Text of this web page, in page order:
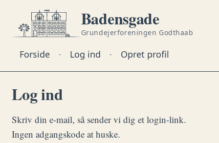
Badensgade
Grundejerforeningen Godthaab
Forside · Log ind · Opret profil
Log ind
Skriv din e-mail, så sender vi dig et login-link.
Ingen adgangskode at huske.